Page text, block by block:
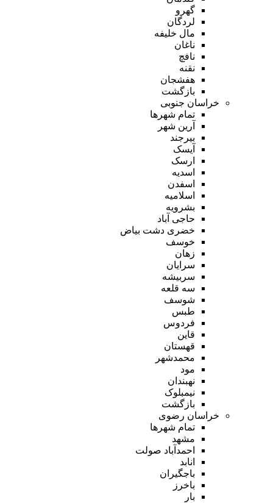
گهرو
لردگان
مال خلیفه
ناغان
نافچ
نقنه
هفشجان
بازگشت
خراسان جنوبی
تمام شهر‌ها
آرین شهر
بیرجند
آیسک
ارسک
اسدیه
اسفدن
اسلامیه
بشرویه
حاجی آباد
خضری دشت بیاض
خوسف
زهان
سرایان
سربیشه
سه قلعه
شوسف
طبس
فردوس
قاین
قهستان
محمدشهر
مود
نهبندان
نیمبلوک
بازگشت
خراسان رضوی
تمام شهر‌ها
مشهد
احمدآباد صولت
انابد
باجگیران
باخرز
بار